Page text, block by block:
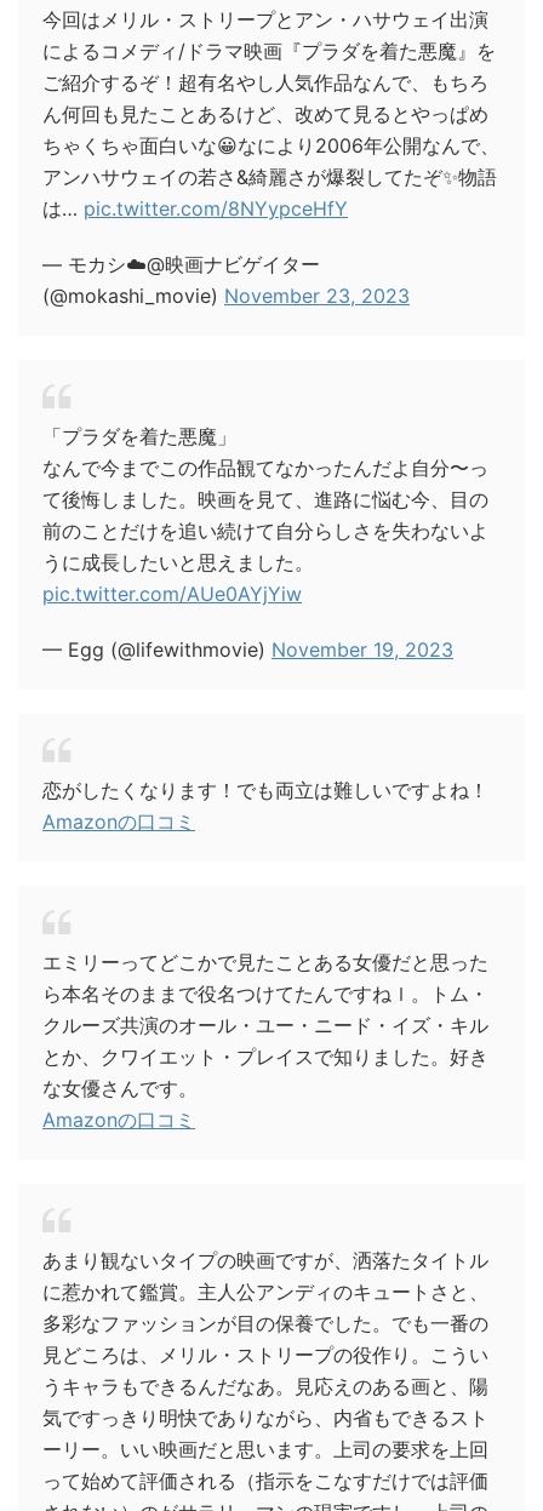
今回はメリル・ストリープとアン・ハサウェイ出演
によるコメディ/ドラマ映画『プラダを着た悪魔』を
ご紹介するぞ！超有名やし人気作品なんで、もちろ
ん何回も見たことあるけど、改めて見るとやっぱめ
ちゃくちゃ面白いな😀なにより2006年公開なんで、
アンハサウェイの若さ&綺麗さが爆裂してたぞ✨物語
は… pic.twitter.com/8NYypceHfY
— モカシ☁️@映画ナビゲイター
(@mokashi_movie) November 23, 2023
「プラダを着た悪魔」
なんで今までこの作品観てなかったんだよ自分〜っ
て後悔しました。映画を見て、進路に悩む今、目の
前のことだけを追い続けて自分らしさを失わないよ
うに成長したいと思えました。
pic.twitter.com/AUe0AYjYiw
— Egg (@lifewithmovie) November 19, 2023
恋がしたくなります！でも両立は難しいですよね！
Amazonの口コミ
エミリーってどこかで見たことある女優だと思った
ら本名そのままで役名つけてたんですねｌ。トム・
クルーズ共演のオール・ユー・ニード・イズ・キル
とか、クワイエット・プレイスで知りました。好き
な女優さんです。
Amazonの口コミ
あまり観ないタイプの映画ですが、洒落たタイトル
に惹かれて鑑賞。主人公アンディのキュートさと、
多彩なファッションが目の保養でした。でも一番の
見どころは、メリル・ストリープの役作り。こうい
うキャラもできるんだなあ。見応えのある画と、陽
気ですっきり明快でありながら、内省もできるスト
ーリー。いい映画だと思います。上司の要求を上回
って始めて評価される（指示をこなすだけでは評価